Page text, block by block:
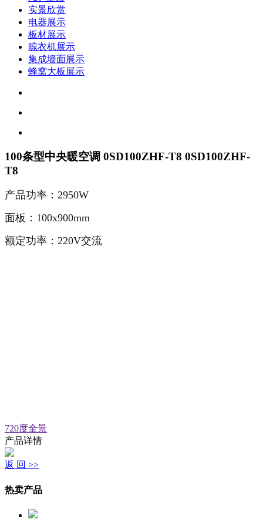
实景欣赏
电器展示
板材展示
晾衣机展示
集成墙面展示
蜂窝大板展示
100条型中央暖空调 0SD100ZHF-T8 0SD100ZHF-
T8
产品功率：2950W
面板：100x900mm
额定功率：220V交流
720度全景
产品详情
返 回 >>
热卖产品